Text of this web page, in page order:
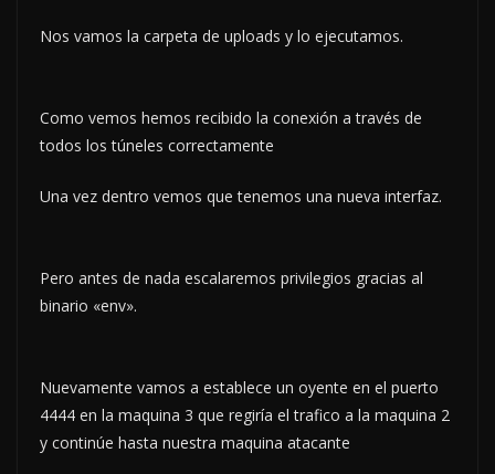
Nos vamos la carpeta de uploads y lo ejecutamos.
Como vemos hemos recibido la conexión a través de
todos los túneles correctamente
Una vez dentro vemos que tenemos una nueva interfaz.
Pero antes de nada escalaremos privilegios gracias al
binario «env».
Nuevamente vamos a establece un oyente en el puerto
4444 en la maquina 3 que regiría el trafico a la maquina 2
y continúe hasta nuestra maquina atacante